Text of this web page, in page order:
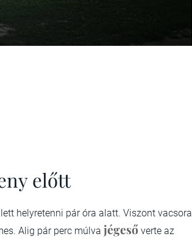
előtt
helyretenni pár óra alatt. Viszont vacsora
Alig pár perc múlva jégeső verte az